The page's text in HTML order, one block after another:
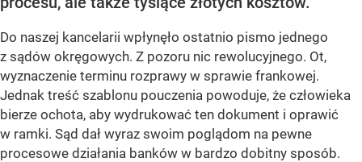
Do naszej kancelarii wpłynęło ostatnio pismo jednego
z sądów okręgowych. Z pozoru nic rewolucyjnego. Ot,
wyznaczenie terminu rozprawy w sprawie frankowej.
Jednak treść szablonu pouczenia powoduje, że człowieka
bierze ochota, aby wydrukować ten dokument i oprawić
w ramki. Sąd dał wyraz swoim poglądom na pewne
procesowe działania banków w bardzo dobitny sposób.